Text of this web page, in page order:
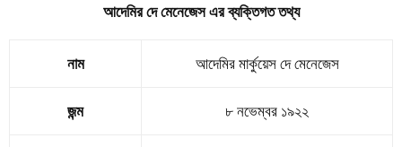
আদেমির দে মেনেজেস এর ব্যক্তিগত তথ্য
নাম আদেমির মার্কুয়েস দে মেনেজেস
জন্ম ৮ নভেম্বর ১৯২২